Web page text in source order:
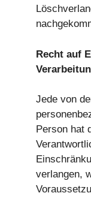
Recht auf
Jede von
Person hat
verlangen,